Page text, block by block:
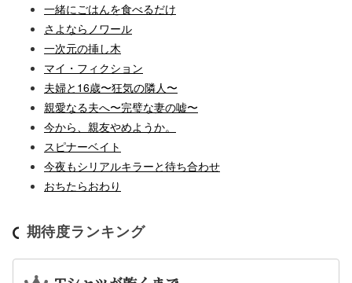
一緒にごはんを食べるだけ
さよならノワール
一次元の挿し木
マイ・フィクション
夫婦と16歳〜狂気の隣人〜
親愛なる夫へ〜完璧な妻の嘘〜
今から、親友やめようか。
スピナーベイト
今夜もシリアルキラーと待ち合わせ
おちたらおわり
期待度ランキング